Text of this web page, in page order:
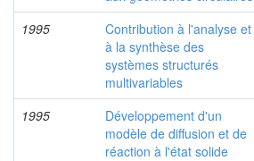
1995
Contribution à l'analyse et
à la synthèse des
systèmes structurés
multivariables
1995
Développement d'un
modèle de diffusion et de
réaction à l'état solide